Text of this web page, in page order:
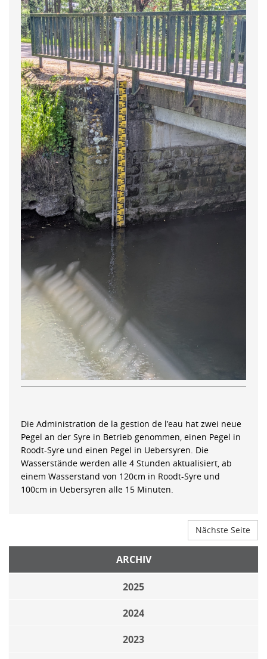
Die Administration de la gestion de l’eau hat zwei neue
Pegel an der Syre in Betrieb genommen, einen Pegel in
Roodt-Syre und einen Pegel in Uebersyren. Die
Wasserstände werden alle 4 Stunden aktualisiert, ab
einem Wasserstand von 120cm in Roodt-Syre und
100cm in Uebersyren alle 15 Minuten.
Nächste Seite
ARCHIV
2025
2024
2023